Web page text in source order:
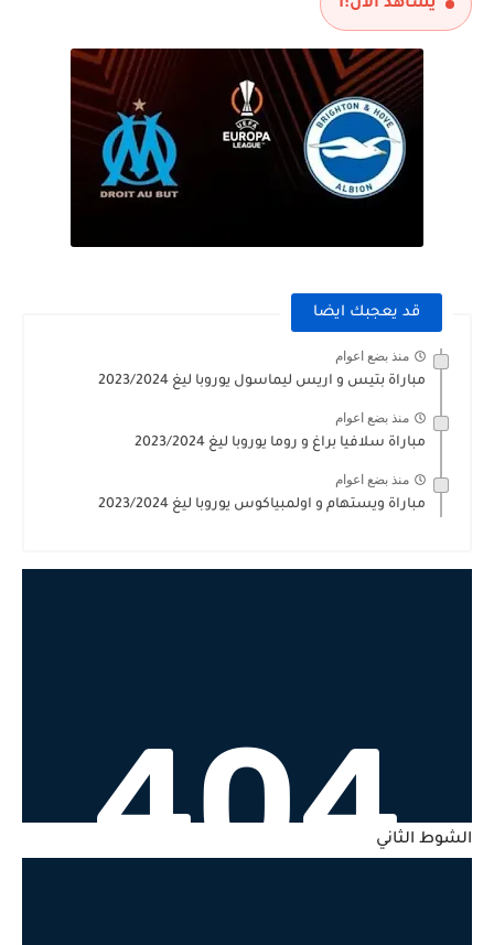
يشاهد الآن:1
قد يعجبك ايضا
منذ بضع اعوام
مباراة بتيس و اريس ليماسول يوروبا ليغ 2023/2024
منذ بضع اعوام
مباراة سلافيا براغ و روما يوروبا ليغ 2023/2024
منذ بضع اعوام
مباراة ويستهام و اولمبياكوس يوروبا ليغ 2023/2024
الشوط الثاني